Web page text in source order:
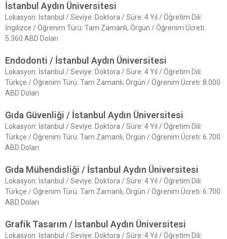
İstanbul Aydın Üniversitesi
Lokasyon: İstanbul / Seviye: Doktora / Süre: 4 Yıl / Öğretim Dili:
İngilizce / Öğrenim Türü: Tam Zamanlı, Örgün / Öğrenim Ücreti:
5.360 ABD Doları
Endodonti / İstanbul Aydın Üniversitesi
Lokasyon: İstanbul / Seviye: Doktora / Süre: 4 Yıl / Öğretim Dili:
Türkçe / Öğrenim Türü: Tam Zamanlı, Örgün / Öğrenim Ücreti: 8.000
ABD Doları
Gıda Güvenliği / İstanbul Aydın Üniversitesi
Lokasyon: İstanbul / Seviye: Doktora / Süre: 4 Yıl / Öğretim Dili:
Türkçe / Öğrenim Türü: Tam Zamanlı, Örgün / Öğrenim Ücreti: 6.700
ABD Doları
Gıda Mühendisliği / İstanbul Aydın Üniversitesi
Lokasyon: İstanbul / Seviye: Doktora / Süre: 4 Yıl / Öğretim Dili:
Türkçe / Öğrenim Türü: Tam Zamanlı, Örgün / Öğrenim Ücreti: 6.700
ABD Doları
Grafik Tasarım / İstanbul Aydın Üniversitesi
Lokasyon: İstanbul / Seviye: Doktora / Süre: 4 Yıl / Öğretim Dili: